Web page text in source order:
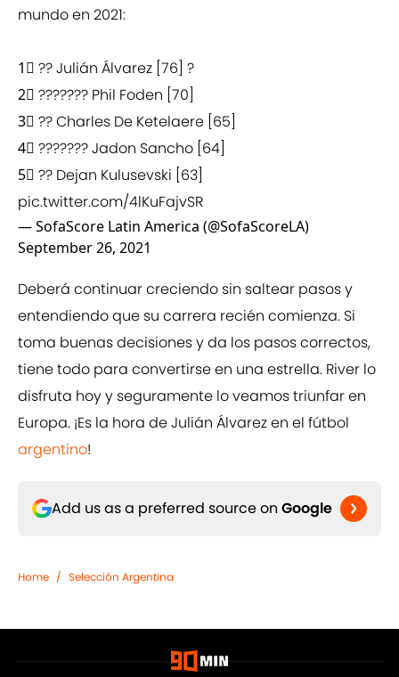
mundo en 2021:
1⃣ ?? Julián Álvarez [76] ?
2⃣ ??????? Phil Foden [70]
3⃣ ?? Charles De Ketelaere [65]
4⃣ ??????? Jadon Sancho [64]
5⃣ ?? Dejan Kulusevski [63]
pic.twitter.com/4lKuFajvSR
— SofaScore Latin America (@SofaScoreLA)
September 26, 2021
Deberá continuar creciendo sin saltear pasos y
entendiendo que su carrera recién comienza. Si
toma buenas decisiones y da los pasos correctos,
tiene todo para convertirse en una estrella. River lo
disfruta hoy y seguramente lo veamos triunfar en
Europa. ¡Es la hora de Julián Álvarez en el fútbol
argentino!
Add us as a preferred source on Google
Home / Selección Argentina